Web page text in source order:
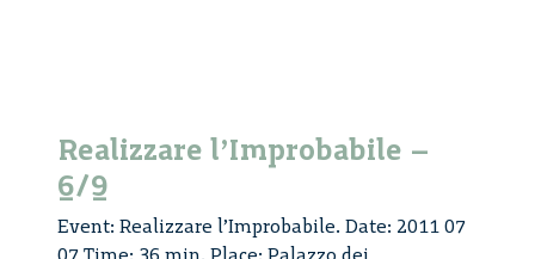
Realizzare l’Improbabile –
6/9
Event: Realizzare l’Improbabile. Date: 2011 07